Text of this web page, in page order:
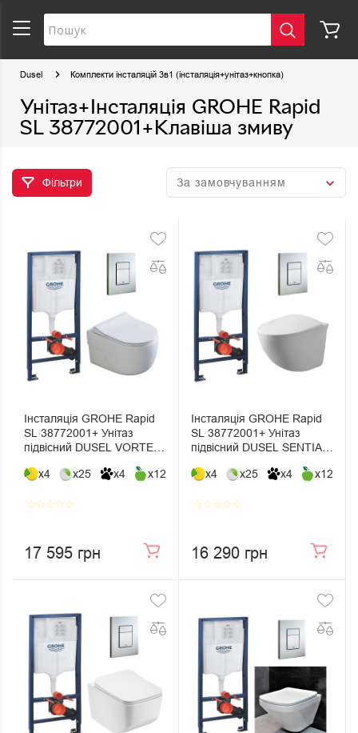
Dusel Комплекти інсталяцій 3в1 (інсталяція+унітаз+кнопка)
Унітаз+Інсталяція GROHE Rapid
SL 38772001+Клавіша змиву
Фільтри
Інсталяція GROHE Rapid
SL 38772001+ Унітаз
підвісний DUSEL VORTEX
Панель змиву Grohe Skate
x4 x25 x4 x12
star_borderstar_borderstar_borderstar_borderstar_border
17 595 грн
Інсталяція GROHE Rapid
SL 38772001+ Унітаз
підвісний DUSEL SENTIA+
Панель змиву Grohe Skate
x4 x25 x4 x12
star_borderstar_borderstar_borderstar_borderstar_border
16 290 грн